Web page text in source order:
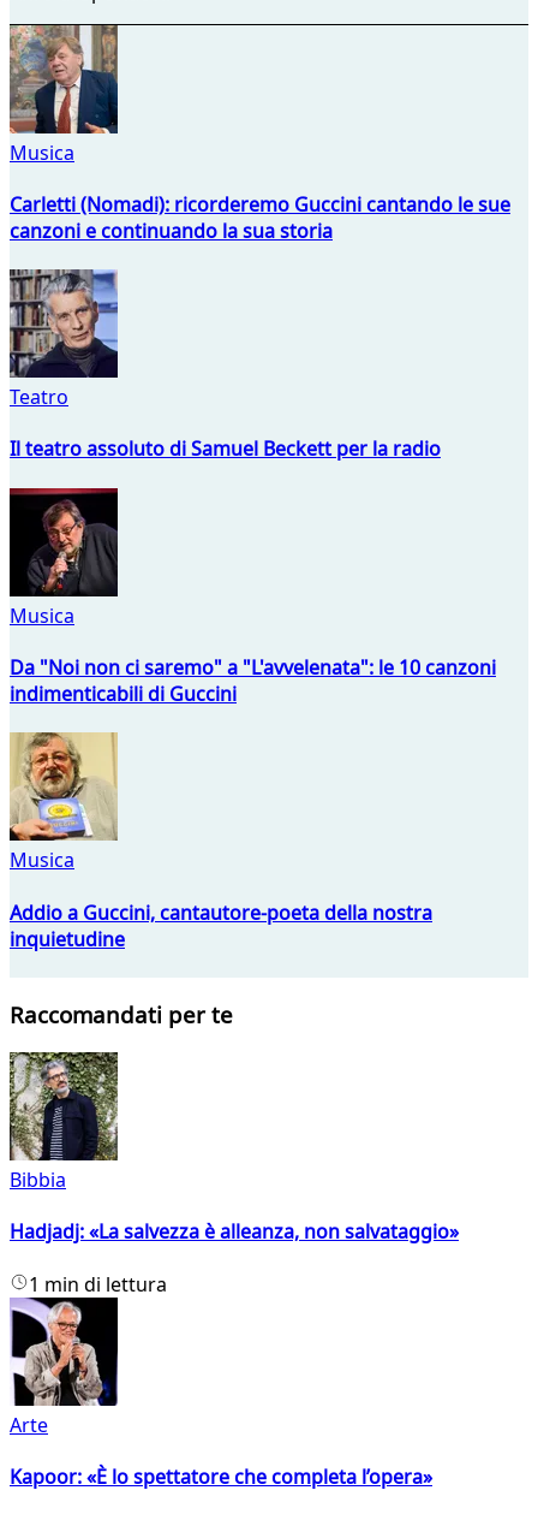
Musica
Carletti (Nomadi): ricorderemo Guccini cantando le sue
canzoni e continuando la sua storia
Teatro
Il teatro assoluto di Samuel Beckett per la radio
Musica
Da "Noi non ci saremo" a "L'avvelenata": le 10 canzoni
indimenticabili di Guccini
Musica
Addio a Guccini, cantautore-poeta della nostra
inquietudine
Raccomandati per te
Bibbia
Hadjadj: «La salvezza è alleanza, non salvataggio»
1 min di lettura
Arte
Kapoor: «È lo spettatore che completa l’opera»